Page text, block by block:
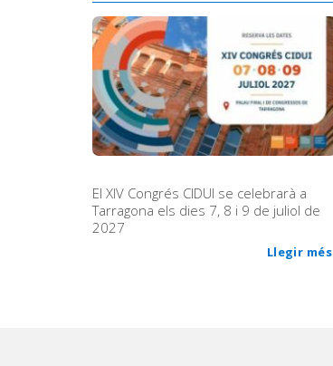
El XIV Congrés CIDUI se celebrarà a
Tarragona els dies 7, 8 i 9 de juliol de
2027
Llegir més